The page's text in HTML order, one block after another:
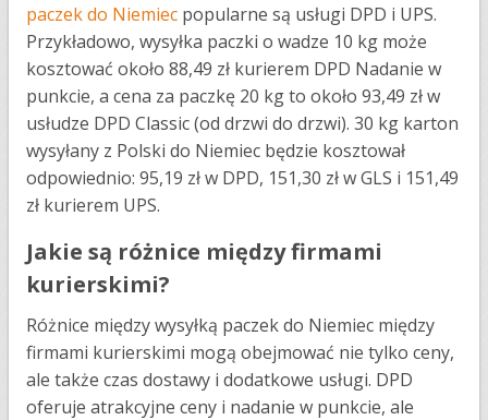
paczek do Niemiec popularne są usługi DPD i UPS.
Przykładowo, wysyłka paczki o wadze 10 kg może
kosztować około 88,49 zł kurierem DPD Nadanie w
punkcie, a cena za paczkę 20 kg to około 93,49 zł​​ w
usłudze DPD Classic (od drzwi do drzwi). 30 kg karton
wysyłany z Polski do Niemiec będzie kosztował
odpowiednio: 95,19 zł w DPD, 151,30 zł w GLS i 151,49
zł kurierem UPS.
Jakie są różnice między firmami
kurierskimi?
Różnice między wysyłką paczek do Niemiec między
firmami kurierskimi mogą obejmować nie tylko ceny,
ale także czas dostawy i dodatkowe usługi. DPD
oferuje atrakcyjne ceny i nadanie w punkcie, ale